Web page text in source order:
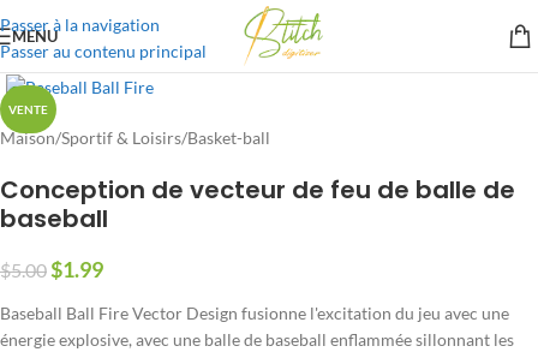
Passer à la navigation
Passer au contenu principal
MENU
VENTE
Maison/Sportif & Loisirs/Basket-ball
Conception de vecteur de feu de balle de
baseball
$5.00$1.99
Baseball Ball Fire Vector Design fusionne l'excitation du jeu avec une
énergie explosive, avec une balle de baseball enflammée sillonnant les